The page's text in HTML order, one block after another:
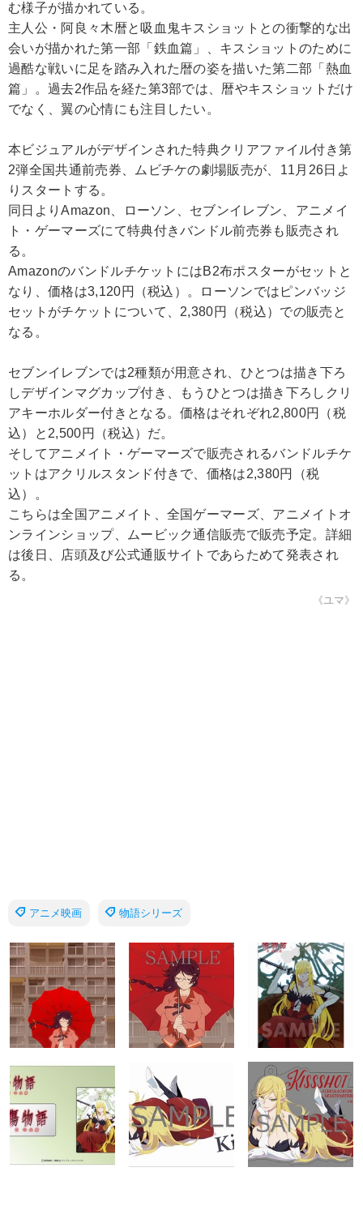
む様子が描かれている。
主人公・阿良々木暦と吸血鬼キスショットとの衝撃的な出
会いが描かれた第一部「鉄血篇」、キスショットのために
過酷な戦いに足を踏み入れた暦の姿を描いた第二部「熱血
篇」。過去2作品を経た第3部では、暦やキスショットだけ
でなく、翼の心情にも注目したい。
本ビジュアルがデザインされた特典クリアファイル付き第
2弾全国共通前売券、ムビチケの劇場販売が、11月26日よ
りスタートする。
同日よりAmazon、ローソン、セブンイレブン、アニメイ
ト・ゲーマーズにて特典付きバンドル前売券も販売され
る。
AmazonのバンドルチケットにはB2布ポスターがセットと
なり、価格は3,120円（税込）。ローソンではピンバッジ
セットがチケットについて、2,380円（税込）での販売と
なる。
セブンイレブンでは2種類が用意され、ひとつは描き下ろ
しデザインマグカップ付き、もうひとつは描き下ろしクリ
アキーホルダー付きとなる。価格はそれぞれ2,800円（税
込）と2,500円（税込）だ。
そしてアニメイト・ゲーマーズで販売されるバンドルチケ
ットはアクリルスタンド付きで、価格は2,380円（税
込）。
こちらは全国アニメイト、全国ゲーマーズ、アニメイトオ
ンラインショップ、ムービック通信販売で販売予定。詳細
は後日、店頭及び公式通販サイトであらためて発表され
る。
《ユマ》
アニメ映画 物語シリーズ